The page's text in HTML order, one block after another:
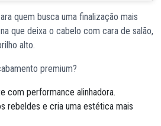
quem busca uma finalização mais
que deixa o cabelo com cara de salão,
alto.
premium?
com performance alinhadora.
rebeldes e cria uma estética mais